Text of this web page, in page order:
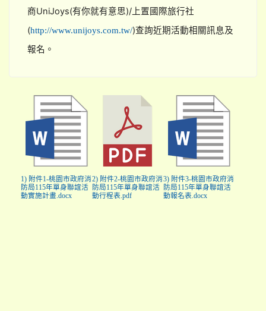
商UniJoys(有你就有意思)/上置國際旅行社
(http://www.unijoys.com.tw/)查詢近期活動相關訊息及
報名。
1) 附件1-桃園市政府消
防局115年單身聯誼活
動實施計畫.docx
2) 附件2-桃園市政府消
防局115年單身聯誼活
動行程表.pdf
3) 附件3-桃園市政府消
防局115年單身聯誼活
動報名表.docx